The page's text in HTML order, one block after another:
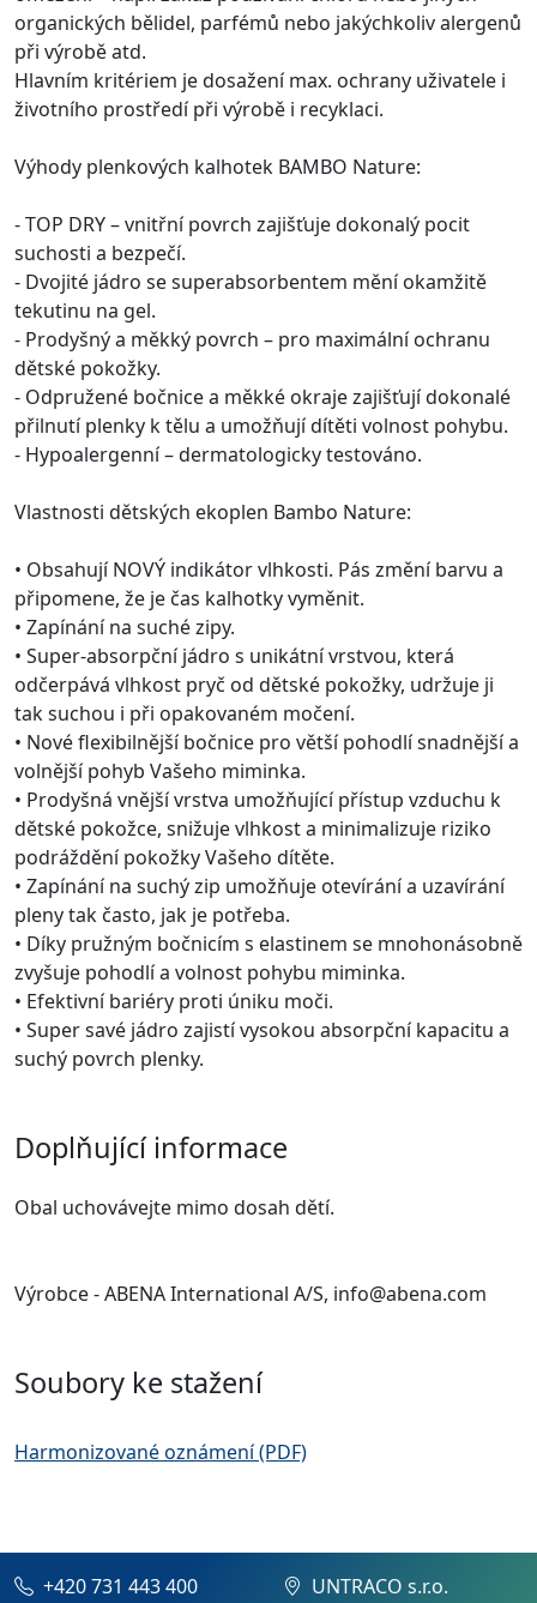
organických bělidel, parfémů nebo jakýchkoliv alergenů
při výrobě atd.
Hlavním kritériem je dosažení max. ochrany uživatele i
životního prostředí při výrobě i recyklaci.
Výhody plenkových kalhotek BAMBO Nature:
- TOP DRY – vnitřní povrch zajišťuje dokonalý pocit
suchosti a bezpečí.
- Dvojité jádro se superabsorbentem mění okamžitě
tekutinu na gel.
- Prodyšný a měkký povrch – pro maximální ochranu
dětské pokožky.
- Odpružené bočnice a měkké okraje zajišťují dokonalé
přilnutí plenky k tělu a umožňují dítěti volnost pohybu.
- Hypoalergenní – dermatologicky testováno.
Vlastnosti dětských ekoplen Bambo Nature:
• Obsahují NOVÝ indikátor vlhkosti. Pás změní barvu a
připomene, že je čas kalhotky vyměnit.
• Zapínání na suché zipy.
• Super-absorpční jádro s unikátní vrstvou, která
odčerpává vlhkost pryč od dětské pokožky, udržuje ji
tak suchou i při opakovaném močení.
• Nové flexibilnější bočnice pro větší pohodlí snadnější a
volnější pohyb Vašeho miminka.
• Prodyšná vnější vrstva umožňující přístup vzduchu k
dětské pokožce, snižuje vlhkost a minimalizuje riziko
podráždění pokožky Vašeho dítěte.
• Zapínání na suchý zip umožňuje otevírání a uzavírání
pleny tak často, jak je potřeba.
• Díky pružným bočnicím s elastinem se mnohonásobně
zvyšuje pohodlí a volnost pohybu miminka.
• Efektivní bariéry proti úniku moči.
• Super savé jádro zajistí vysokou absorpční kapacitu a
suchý povrch plenky.
Doplňující informace
Obal uchovávejte mimo dosah dětí.
Výrobce - ABENA International A/S, info@abena.com
Soubory ke stažení
Harmonizované oznámení (PDF)
+420 731 443 400
UNTRACO s.r.o.